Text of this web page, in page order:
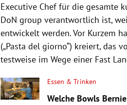
Executive Chef für die gesamte
DoN group verantwortlich ist,
entwickelt werden. Vor Kurzem
(„Pasta del giorno“) kreiert, das
testweise im Wege einer Fast
Essen & Trinken
Welche Bowls